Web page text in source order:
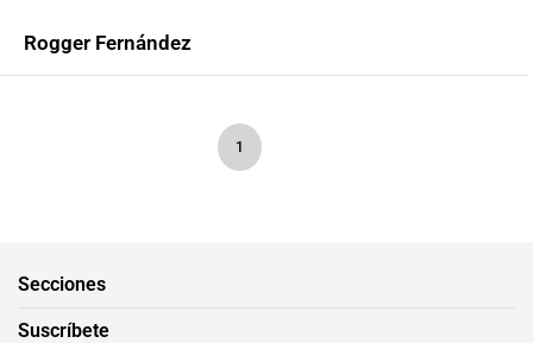
Rogger Fernández
1
Secciones
Suscríbete